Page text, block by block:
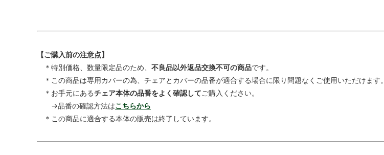
【ご購入前の注意点】
＊特別価格、数量限定品のため、 不良品以外返品交換不可の商品です。
＊この商品は専用カバーの為、チェアとカバーの品番が適合する場合に限り問題なくご使用いただけます。
＊お手元にあるチェア本体の品番をよく確認してご購入ください。
→品番の確認方法はこちらから
＊この商品に適合する本体の販売は終了しています。